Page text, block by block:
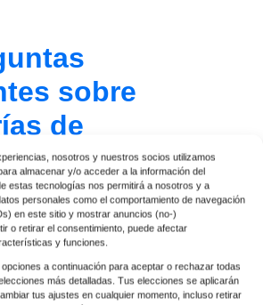
nosotros y nuestros socios utilizamos
almacenar y/o acceder a la información del
estas tecnologías nos permitirá a nosotros y a
personales como el comportamiento de navegación
en este sitio y mostrar anuncios (no-)
o retirar el consentimiento, puede afectar
y funciones.
a continuación para aceptar o rechazar todas
más detalladas. Tus elecciones se aplicarán
tus ajustes en cualquier momento, incluso retirar
sobre
de
para
dura una